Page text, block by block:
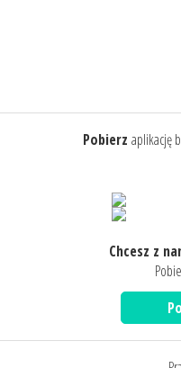
Pobierz aplikację
Chcesz z